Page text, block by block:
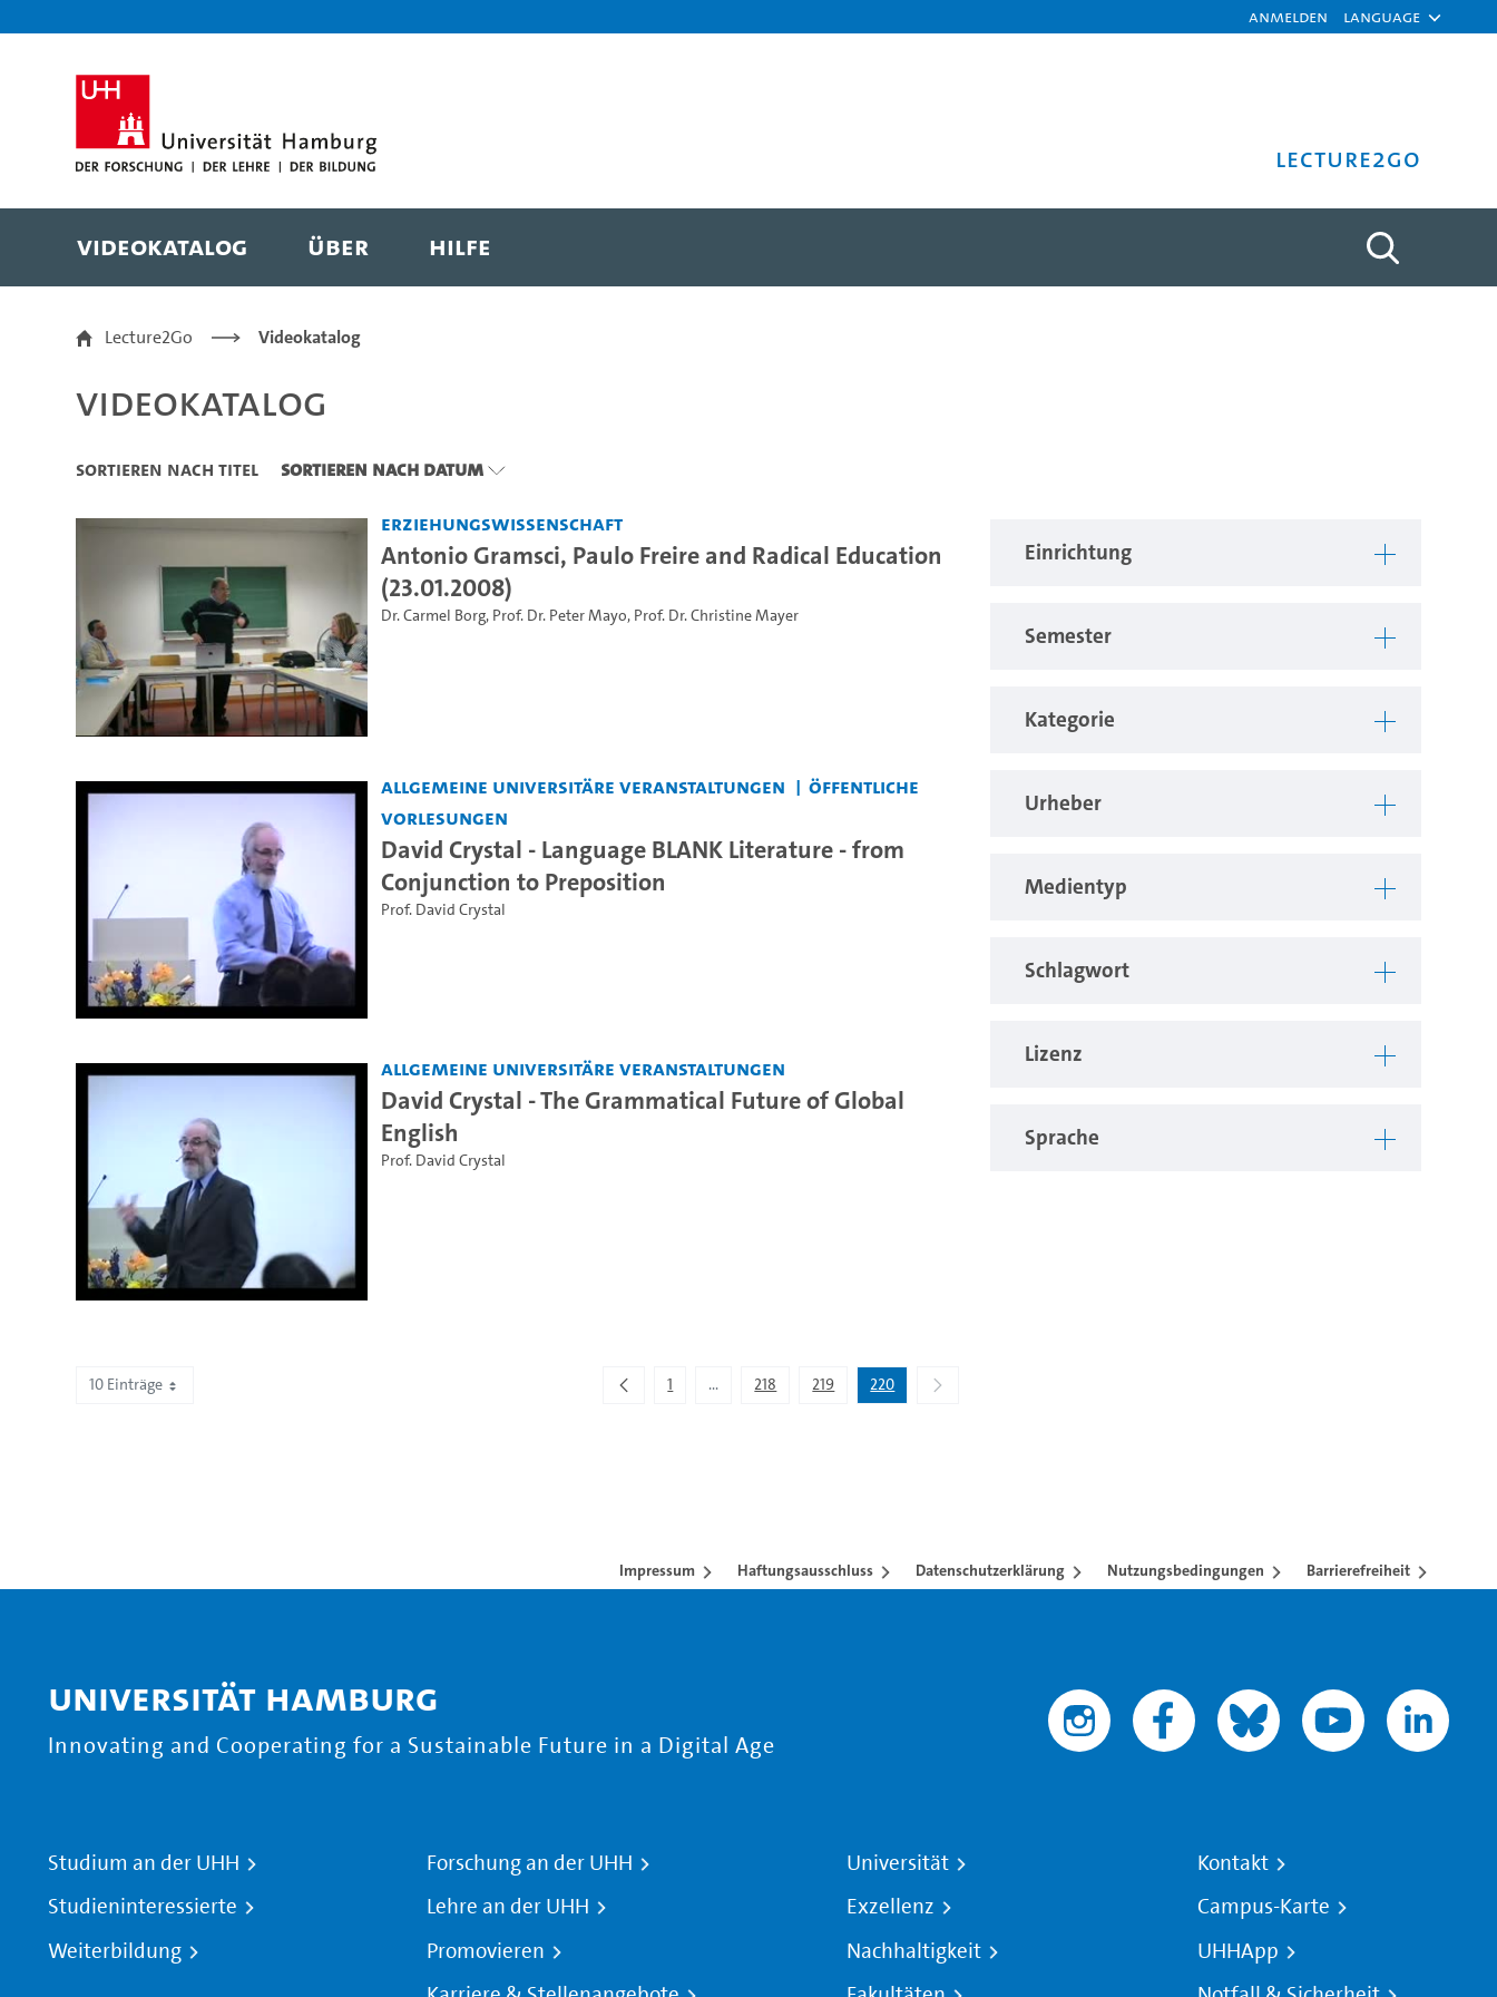
Anmelden Language
Lecture2Go
Videokatalog Über Hilfe
Videokatalog
Lecture2Go Videokatalog
Videokatalog
Sortieren nach Titel Sortieren nach Datum
Einrichtung
Semester
Kategorie
Urheber
Medientyp
Schlagwort
Lizenz
Sprache
Erziehungswissenschaft
Antonio Gramsci, Paulo Freire and Radical Education
(23.01.2008)
Dr. Carmel Borg, Prof. Dr. Peter Mayo, Prof. Dr. Christine Mayer
Allgemeine universitäre Veranstaltungen
Öffentliche
Vorlesungen
David Crystal - Language BLANK Literature - from
Conjunction to Preposition
Prof. David Crystal
Allgemeine universitäre Veranstaltungen
David Crystal - The Grammatical Future of Global
English
Prof. David Crystal
10 Einträge 1 ...Zwischenseiten Navigieren mit TAB-Taste.
218 219 220
Impressum Haftungsausschluss Datenschutzerklärung Nutzungsbedingungen Barrierefreiheit
Universität Hamburg
Innovating and Cooperating for a Sustainable Future in a Digital Age
Studium an der UHH
Studieninteressierte
Weiterbildung
Forschung an der UHH
Lehre an der UHH
Promovieren
Universität
Exzellenz
Nachhaltigkeit
Kontakt
Campus-Karte
UHHApp